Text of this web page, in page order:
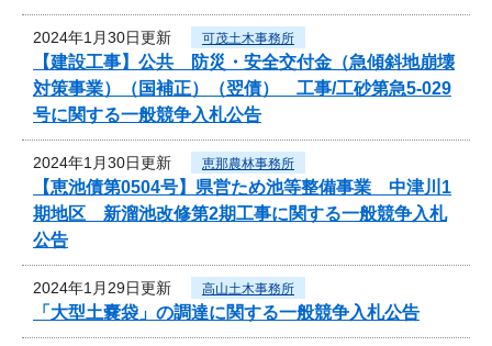
2024年1月30日更新 可茂土木事務所
【建設工事】公共 防災・安全交付金（急傾斜地崩壊
対策事業）（国補正）（翌債） 工事/工砂第急5-029
号に関する一般競争入札公告
2024年1月30日更新 恵那農林事務所
【恵池債第0504号】県営ため池等整備事業 中津川1
期地区 新溜池改修第2期工事に関する一般競争入札
公告
2024年1月29日更新 高山土木事務所
「大型土嚢袋」の調達に関する一般競争入札公告